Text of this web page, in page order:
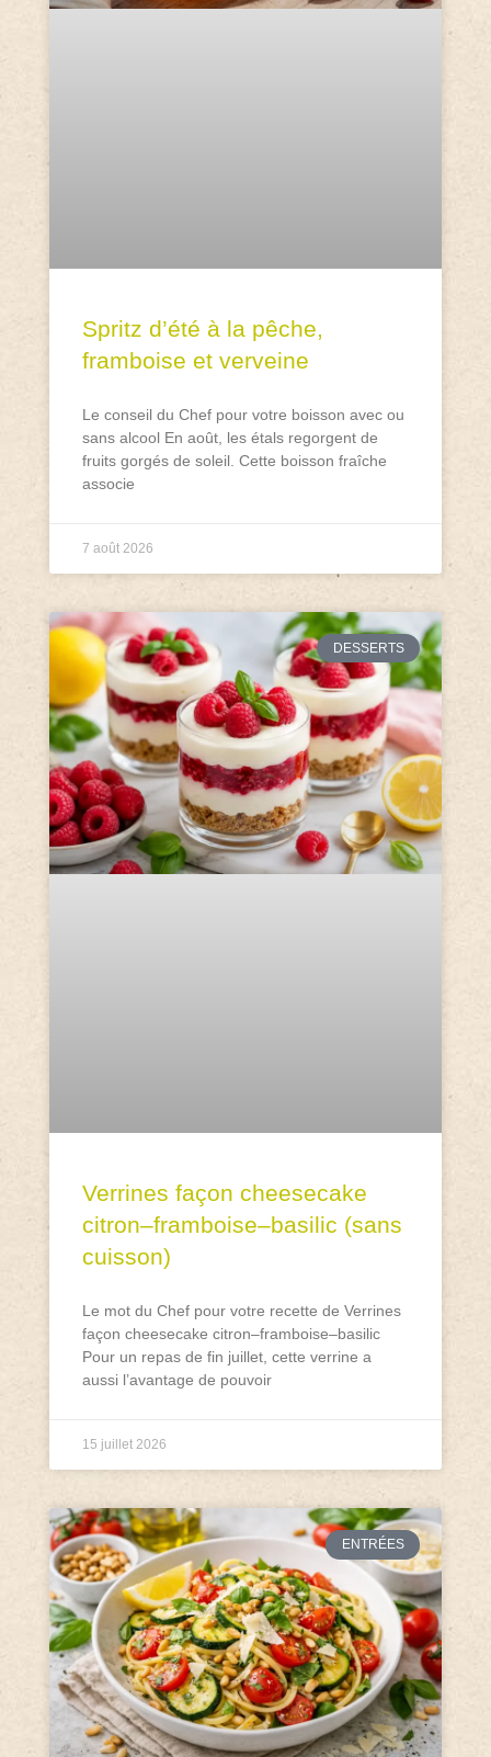
Spritz d’été à la pêche,
framboise et verveine
Le conseil du Chef pour votre boisson avec ou
sans alcool En août, les étals regorgent de
fruits gorgés de soleil. Cette boisson fraîche
associe
7 août 2026
DESSERTS
Verrines façon cheesecake
citron–framboise–basilic (sans
cuisson)
Le mot du Chef pour votre recette de Verrines
façon cheesecake citron–framboise–basilic
Pour un repas de fin juillet, cette verrine a
aussi l’avantage de pouvoir
15 juillet 2026
ENTRÉES